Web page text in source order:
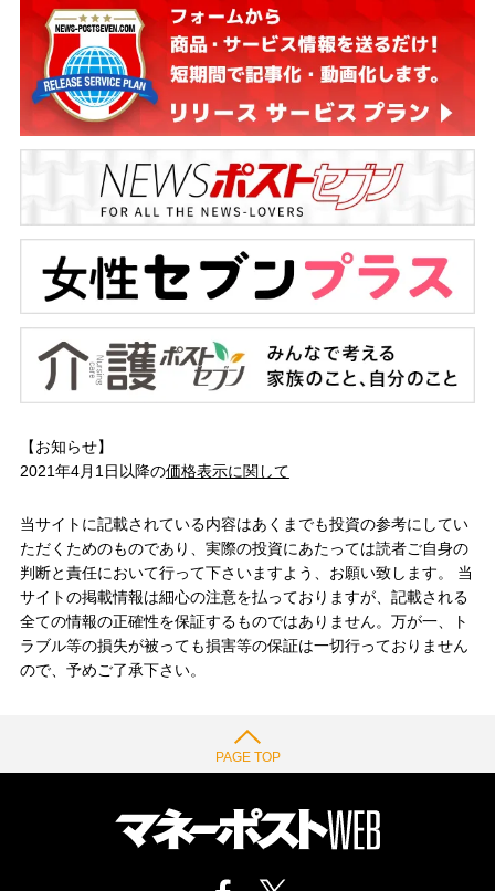
【お知らせ】
2021年4月1日以降の価格表示に関して
当サイトに記載されている内容はあくまでも投資の参考にしてい
ただくためのものであり、実際の投資にあたっては読者ご自身の
判断と責任において行って下さいますよう、お願い致します。 当
サイトの掲載情報は細心の注意を払っておりますが、記載される
全ての情報の正確性を保証するものではありません。万が一、ト
ラブル等の損失が被っても損害等の保証は一切行っておりません
ので、予めご了承下さい。
PAGE TOP